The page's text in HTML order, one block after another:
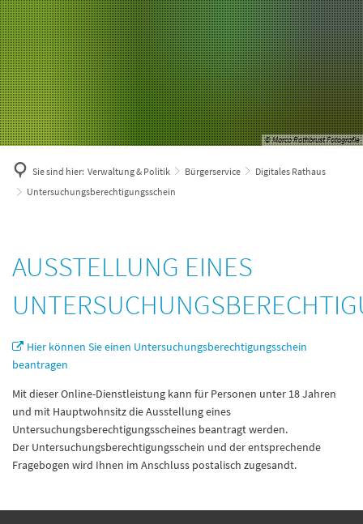
© Marco Rothbrust Fotografie
Sie sind hier: Verwaltung & Politik Bürgerservice
Digitales Rathaus
Untersuchungsberechtigungsschein
Untersuchungsberechtigungsschein
AUSSTELLUNG EINES
Hier können Sie einen Untersuchungsberechtigungsschein
beantragen
Mit dieser Online-Dienstleistung kann für Personen unter 18 Jahren
und mit Hauptwohnsitz die Ausstellung eines
Untersuchungsberechtigungsscheines beantragt werden.
Der Untersuchungsberechtigungsschein und der entsprechende
Fragebogen wird Ihnen im Anschluss postalisch zugesandt.